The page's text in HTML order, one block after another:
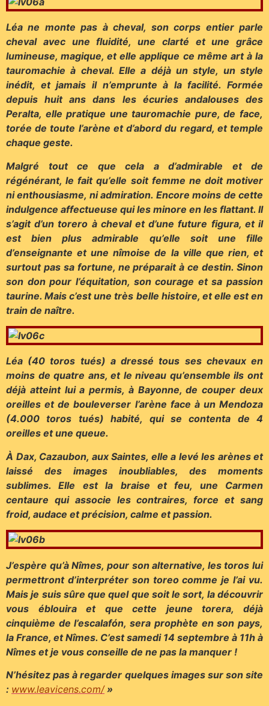
Léa ne monte pas à cheval, son corps entier parle
cheval avec une fluidité, une clarté et une grâce
lumineuse, magique, et elle applique ce même art à la
tauromachie à cheval. Elle a déjà un style, un style
inédit, et jamais il n’emprunte à la facilité. Formée
depuis huit ans dans les écuries andalouses des
Peralta, elle pratique une tauromachie pure, de face,
torée de toute l’arène et d’abord du regard, et temple
chaque geste.
Malgré tout ce que cela a d’admirable et de
régénérant, le fait qu’elle soit femme ne doit motiver
ni enthousiasme, ni admiration. Encore moins de cette
indulgence affectueuse qui les minore en les flattant. Il
s’agit d’un torero à cheval et d’une future figura, et il
est bien plus admirable qu’elle soit une fille
d’enseignante et une nîmoise de la ville que rien, et
surtout pas sa fortune, ne préparait à ce destin. Sinon
son don pour l’équitation, son courage et sa passion
taurine. Mais c’est une très belle histoire, et elle est en
train de naître.
Léa (40 toros tués) a dressé tous ses chevaux en
moins de quatre ans, et le niveau qu’ensemble ils ont
déjà atteint lui a permis, à Bayonne, de couper deux
oreilles et de bouleverser l’arène face à un Mendoza
(4.000 toros tués) habité, qui se contenta de 4
oreilles et une queue.
À Dax, Cazaubon, aux Saintes, elle a levé les arènes et
laissé des images inoubliables, des moments
sublimes. Elle est la braise et feu, une Carmen
centaure qui associe les contraires, force et sang
froid, audace et précision, calme et passion.
J’espère qu’à Nîmes, pour son alternative, les toros lui
permettront d’interpréter son toreo comme je l’ai vu.
Mais je suis sûre que quel que soit le sort, la découvrir
vous éblouira et que cette jeune torera, déjà
cinquième de l’escalafón, sera prophète en son pays,
la France, et Nîmes. C’est samedi 14 septembre à 11h à
Nîmes et je vous conseille de ne pas la manquer !
N’hésitez pas à regarder quelques images sur son site
: www.leavicens.com/»